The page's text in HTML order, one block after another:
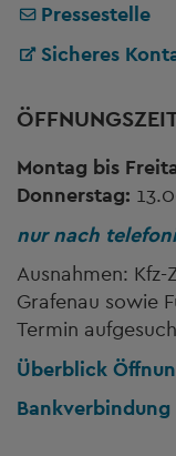
Pressestelle
Sicheres
Montag bis
Donnerstag:
nur nach
Ausnahmen:
Grafenau sowie
Termin
Überblick
Bankverbindung